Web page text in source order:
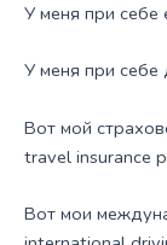
У меня при себе
У меня при
Вот мой
travel insurance
Вот мои